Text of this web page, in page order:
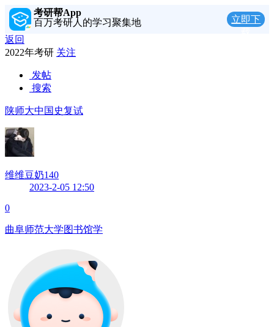
考研帮App
百万考研人的学习聚集地
立即下
返回
2022年考研 关注
发帖
搜索
陕师大中国史复试
维维豆奶140
2023-2-05 12:50
0
曲阜师范大学图书馆学